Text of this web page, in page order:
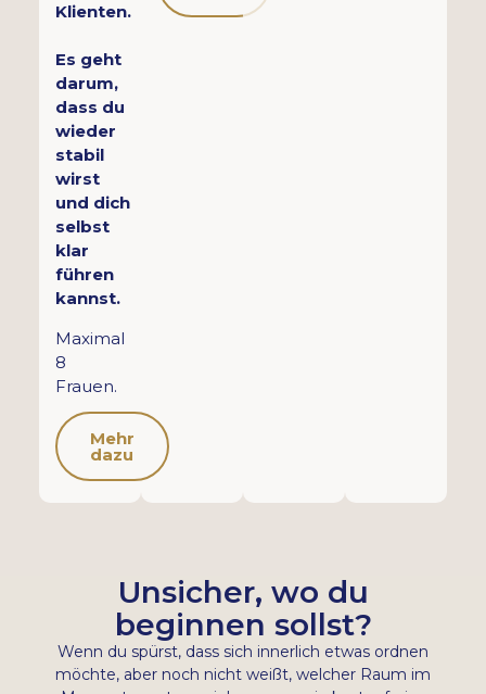
Klienten.
Es geht
darum,
dass du
wieder
stabil
wirst
und dich
selbst
klar
führen
kannst.
Maximal
8
Frauen.
Mehr
dazu
Unsicher, wo du
beginnen sollst?
Wenn du spürst, dass sich innerlich etwas ordnen
möchte, aber noch nicht weißt, welcher Raum im